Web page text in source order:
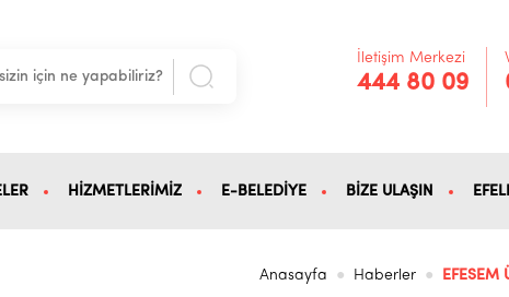
İletişim Merkezi
444 80 09
HİZMETLERİMİZ E-BELEDİYE BİZE ULAŞIN
Anasayfa Haberler EFESEM